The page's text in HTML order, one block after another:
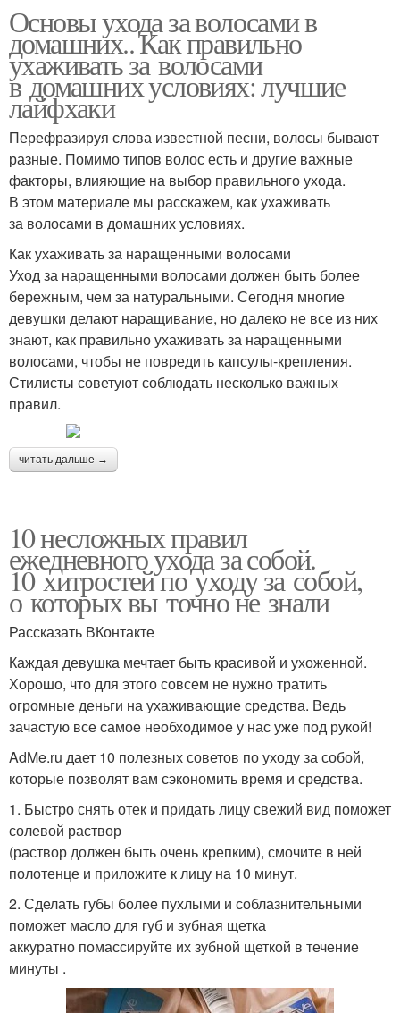
Основы ухода за волосами в
домашних.. Как правильно
ухаживать за волосами
в домашних условиях: лучшие
лайфхаки
Перефразируя слова известной песни, волосы бывают
разные. Помимо типов волос есть и другие важные
факторы, влияющие на выбор правильного ухода.
В этом материале мы расскажем, как ухаживать
за волосами в домашних условиях.
Как ухаживать за наращенными волосами
Уход за наращенными волосами должен быть более
бережным, чем за натуральными. Сегодня многие
девушки делают наращивание, но далеко не все из них
знают, как правильно ухаживать за наращенными
волосами, чтобы не повредить капсулы-крепления.
Стилисты советуют соблюдать несколько важных
правил.
читать дальше →
10 несложных правил
ежедневного ухода за собой.
10 хитростей по уходу за собой,
о которых вы точно не знали
Рассказать ВКонтакте
Каждая девушка мечтает быть красивой и ухоженной.
Хорошо, что для этого совсем не нужно тратить
огромные деньги на ухаживающие средства. Ведь
зачастую все самое необходимое у нас уже под рукой!
AdMe.ru дает 10 полезных советов по уходу за собой,
которые позволят вам сэкономить время и средства.
1. Быстро снять отек и придать лицу свежий вид поможет
солевой раствор
(раствор должен быть очень крепким), смочите в ней
полотенце и приложите к лицу на 10 минут.
2. Сделать губы более пухлыми и соблазнительными
поможет масло для губ и зубная щетка
аккуратно помассируйте их зубной щеткой в течение
минуты .